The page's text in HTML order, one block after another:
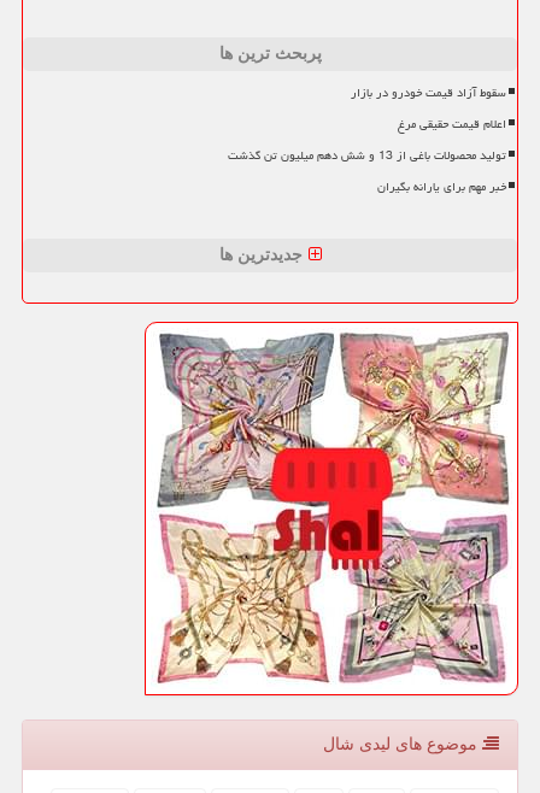
پربحث ترین ها
سقوط آزاد قیمت خودرو در بازار
اعلام قیمت حقیقی مرغ
تولید محصولات باغی از 13 و شش دهم میلیون تن گذشت
خبر مهم برای یارانه بگیران
جدیدترین ها
موضوع های لیدی شال